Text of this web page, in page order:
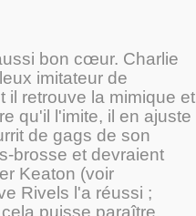
bon cœur. Charlie
imitateur de
il retrouve la mimique et
qu'il l'imite, il en ajuste
de gags de son
brosse et devraient
Keaton (voir
Rivels l'a réussi ;
puisse paraître,